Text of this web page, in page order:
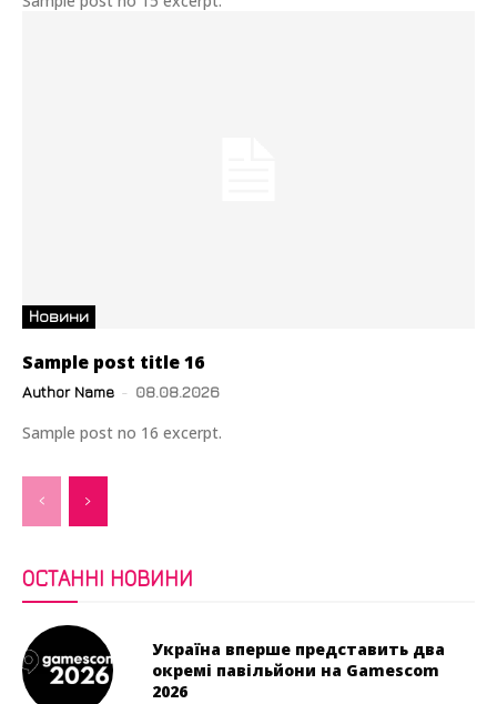
Новини
Sample post title 16
Author Name - 08.08.2026
Sample post no 16 excerpt.
ОСТАННІ НОВИНИ
Україна вперше представить два
окремі павільйони на Gamescom
2026